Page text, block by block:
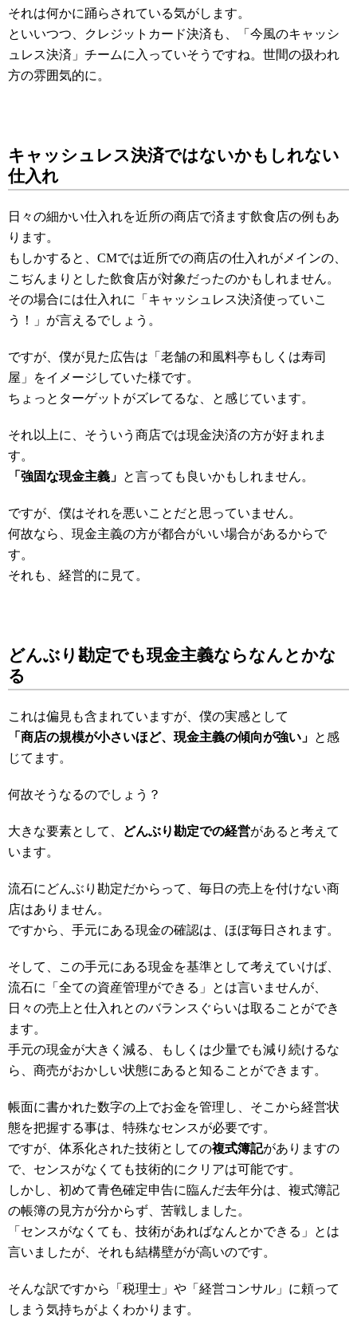
それは何かに踊らされている気がします。
といいつつ、クレジットカード決済も、「今風のキャッシ
ュレス決済」チームに入っていそうですね。世間の扱われ
方の雰囲気的に。
キャッシュレス決済ではないかもしれない
仕入れ
日々の細かい仕入れを近所の商店で済ます飲食店の例もあ
ります。
もしかすると、CMでは近所での商店の仕入れがメインの、
こぢんまりとした飲食店が対象だったのかもしれません。
その場合には仕入れに「キャッシュレス決済使っていこ
う！」が言えるでしょう。
ですが、僕が見た広告は「老舗の和風料亭もしくは寿司
屋」をイメージしていた様です。
ちょっとターゲットがズレてるな、と感じています。
それ以上に、そういう商店では現金決済の方が好まれま
す。
「強固な現金主義」 と言っても良いかもしれません。
ですが、僕はそれを悪いことだと思っていません。
何故なら、現金主義の方が都合がいい場合があるからで
す。
それも、経営的に見て。
どんぶり勘定でも現金主義ならなんとかな
る
これは偏見も含まれていますが、僕の実感として
「商店の規模が小さいほど、現金主義の傾向が強い」 と感
じてます。
何故そうなるのでしょう？
大きな要素として、 どんぶり勘定での経営があると考えて
います。
流石にどんぶり勘定だからって、毎日の売上を付けない商
店はありません。
ですから、手元にある現金の確認は、ほぼ毎日されます。
そして、この手元にある現金を基準として考えていけば、
流石に「全ての資産管理ができる」とは言いませんが、
日々の売上と仕入れとのバランスぐらいは取ることができ
ます。
手元の現金が大きく減る、もしくは少量でも減り続けるな
ら、商売がおかしい状態にあると知ることができます。
帳面に書かれた数字の上でお金を管理し、そこから経営状
態を把握する事は、特殊なセンスが必要です。
ですが、体系化された技術としての複式簿記がありますの
で、センスがなくても技術的にクリアは可能です。
しかし、初めて青色確定申告に臨んだ去年分は、複式簿記
の帳簿の見方が分からず、苦戦しました。
「センスがなくても、技術があればなんとかできる」とは
言いましたが、それも結構壁がが高いのです。
そんな訳ですから「税理士」や「経営コンサル」に頼って
しまう気持ちがよくわかります。